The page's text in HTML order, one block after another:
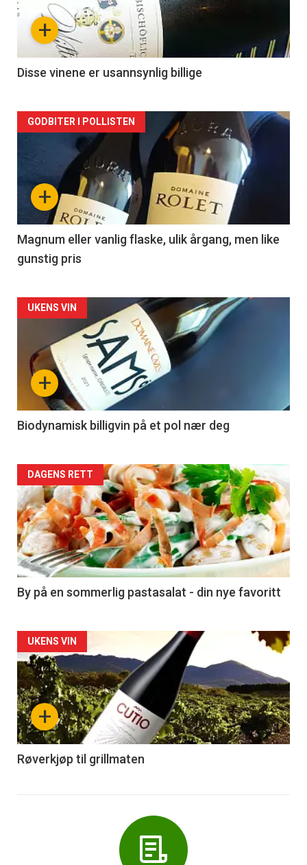
nå
2
+
Disse vinene er usannsynlig billige
Forsiden
akkurat
nå
3
+
GODBITER I POLLISTEN
Magnum eller vanlig flaske, ulik årgang, men like
gunstig pris
Forsiden
akkurat
nå
4
+
UKENS VIN
Biodynamisk billigvin på et pol nær deg
Forsiden
akkurat
nå
-
5
DAGENS RETT
By på en sommerlig pastasalat - din nye favoritt
Forsiden
akkurat
nå
-
6
+
UKENS VIN
Røverkjøp til grillmaten